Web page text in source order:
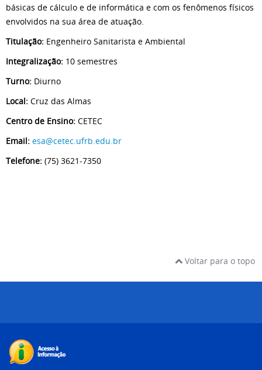
básicas de cálculo e de informática e com os fenômenos físicos
envolvidos na sua área de atuação.
Titulação: Engenheiro Sanitarista e Ambiental
Integralização: 10 semestres
Turno: Diurno
Local: Cruz das Almas
Centro de Ensino: CETEC
Email: esa@cetec.ufrb.edu.br
Telefone: (75) 3621-7350
Voltar para o topo